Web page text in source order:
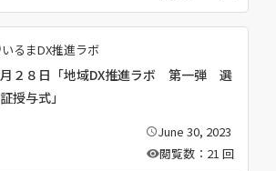
執
者
：
いるまDX推進ラボ
月２８日「地域DX推進ラボ 第一弾 選
授与式」
公
日
June 30, 2023
閲覧数：21 回